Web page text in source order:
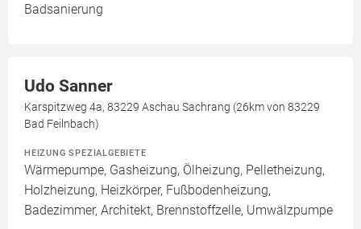
Badsanierung
Udo Sanner
Karspitzweg 4a, 83229 Aschau Sachrang (26km von 83229
Bad Feilnbach)
HEIZUNG SPEZIALGEBIETE
Wärmepumpe, Gasheizung, Ölheizung, Pelletheizung,
Holzheizung, Heizkörper, Fußbodenheizung,
Badezimmer, Architekt, Brennstoffzelle, Umwälzpumpe